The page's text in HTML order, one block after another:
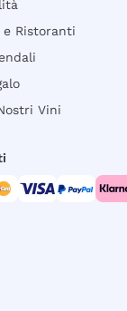
e Ristoranti
Vini